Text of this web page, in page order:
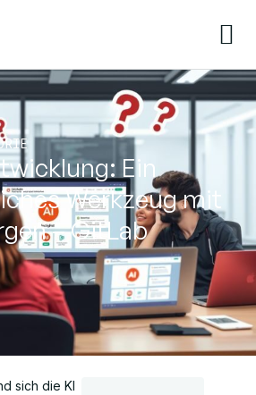
Ein
Werkzeug mit
– GitLab
sich die KI